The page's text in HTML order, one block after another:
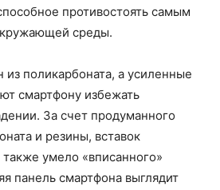
противостоять самым
среды.
из поликарбоната, а усиленные
смартфону избежать
За счет продуманного
и резины, вставок
умело «вписанного»
панель смартфона выглядит